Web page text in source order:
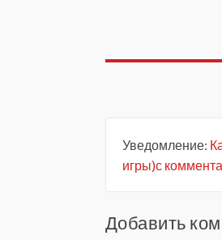
Уведомление:
игры)с
Добавить